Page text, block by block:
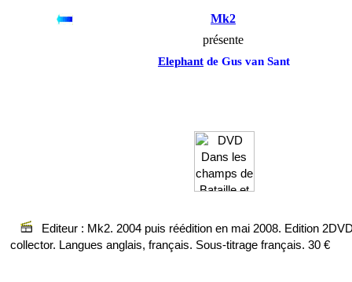
Editeur : Mk2. 2004 puis réédition en mai 2008. Edition
collector. Langues anglais, français. Sous-titrage français. 30 €
Mk2
présente
Elephant de Gus van Sant